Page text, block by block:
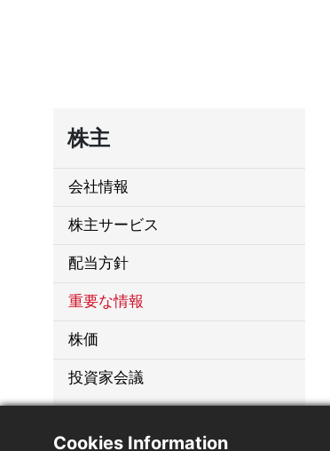
株主
会社情報
株主サービス
配当方針
重要な情報
株価
投資家会議
Cookies Information